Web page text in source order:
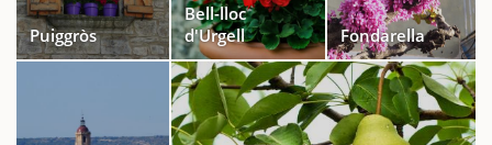
Puiggròs
Bell-lloc
d'Urgell
Fondarella